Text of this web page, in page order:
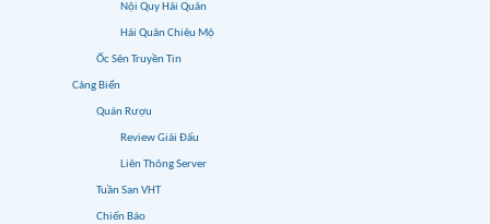
Nội Quy Hải Quân
Hải Quân Chiêu Mộ
Ốc Sên Truyền Tin
Cảng Biển
Quán Rượu
Review Giải Đấu
Liên Thông Server
Tuần San VHT
Chiến Báo